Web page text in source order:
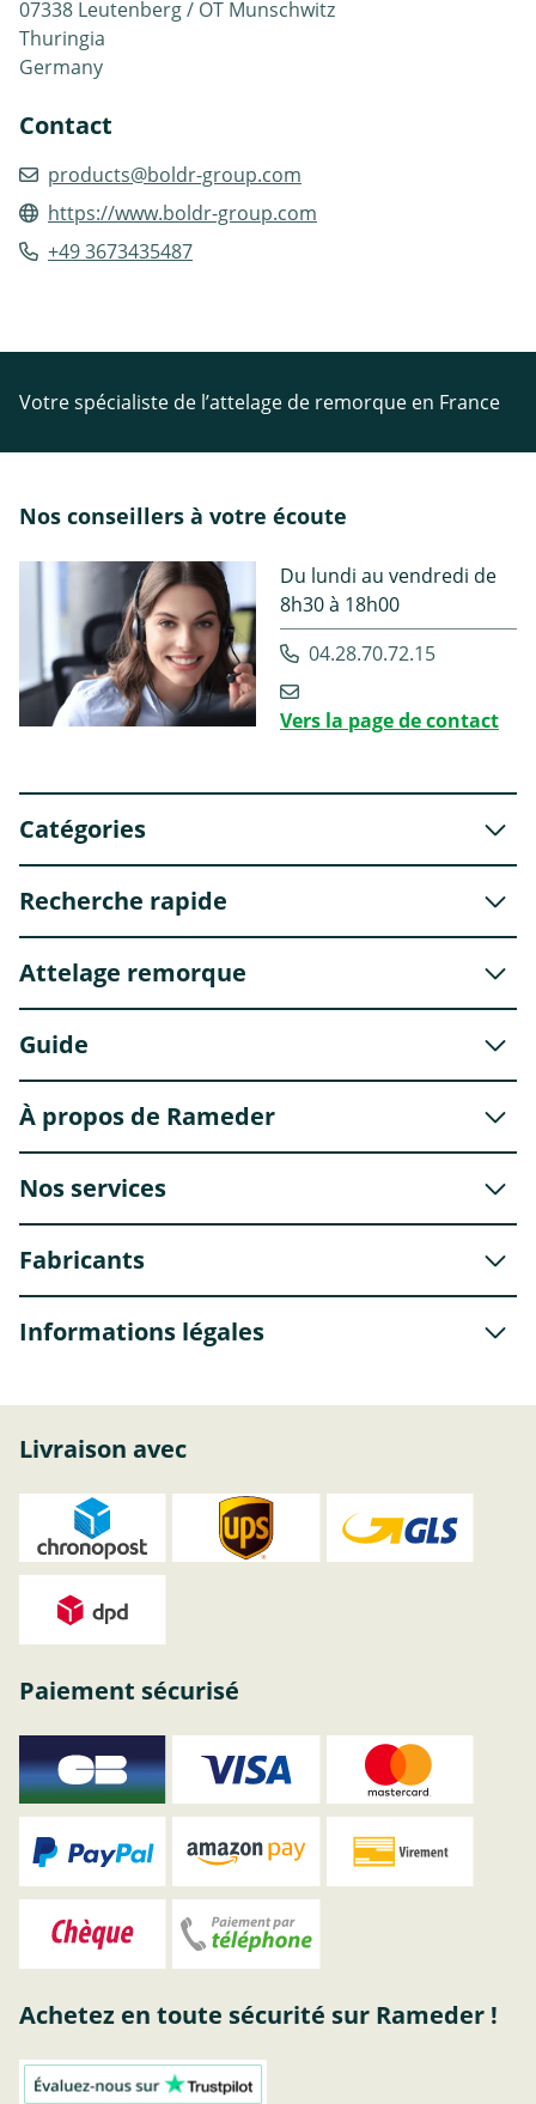
07338 Leutenberg / OT Munschwitz
Thuringia
Germany
Contact
products@boldr-group.com
https://www.boldr-group.com
+49 3673435487
Votre spécialiste de l’attelage de remorque en France
Nos conseillers à votre écoute
Du lundi au vendredi de
8h30 à 18h00
04.28.70.72.15
Vers la page de contact
Catégories
Recherche rapide
Attelage remorque
Guide
À propos de Rameder
Nos services
Fabricants
Informations légales
Livraison avec
Paiement sécurisé
Achetez en toute sécurité sur Rameder !